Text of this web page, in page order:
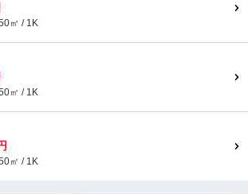
㎡ / 1K
㎡ / 1K
㎡ / 1K